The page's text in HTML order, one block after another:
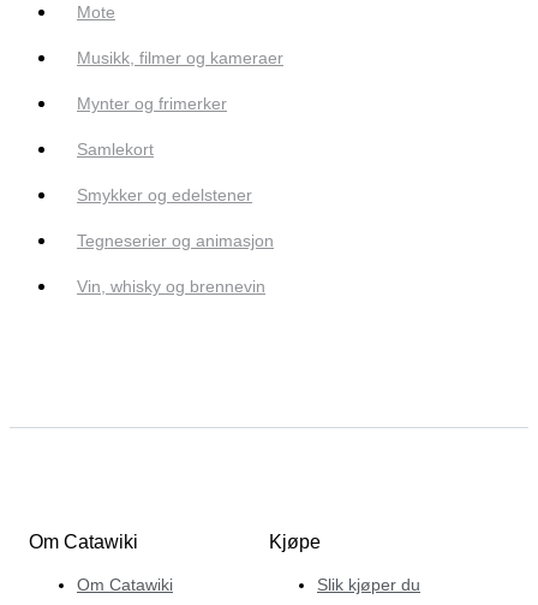
Mote
Musikk, filmer og kameraer
Mynter og frimerker
Samlekort
Smykker og edelstener
Tegneserier og animasjon
Vin, whisky og brennevin
Om Catawiki
Om Catawiki
Kjøpe
Slik kjøper du